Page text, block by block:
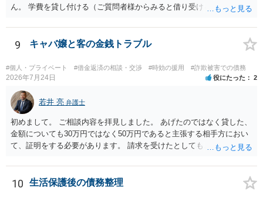
ん。 学費を貸し付ける（ご質問者様からみると借り受ける）といった
ょう。
9 キャバ嬢と客の金銭トラブル
#個人・プライベート #借金返済の相談・交渉 #時効の援用 #詐欺被害での債務
2026年7月24日 役にたった 2
若井 亮 弁護士
初めまして。 ご相談内容を拝見しました。 あげたのではなく貸した、
金額についても30万円ではなく50万円であると主張する相手方におい
て、証明をする必要があります。 請求を受けたとしても、もらったも
れることになるでしょう。 請求があるまでは、こちらからアクション
を起こす必要はないかと思います。
10 生活保護後の債務整理